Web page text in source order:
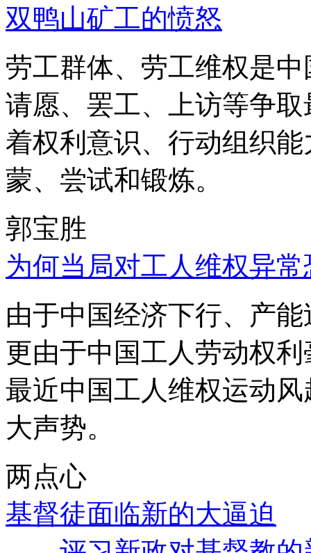
双鸭山矿工的愤怒
劳工群体、劳工维权是
请愿、罢工、上访等争
着权利意识、行动组织
蒙、尝试和锻炼。
郭宝胜
为何当局对工人维权异
由于中国经济下行、产
更由于中国工人劳动权
最近中国工人维权运动
大声势。
两点心
基督徒面临新的大逼迫